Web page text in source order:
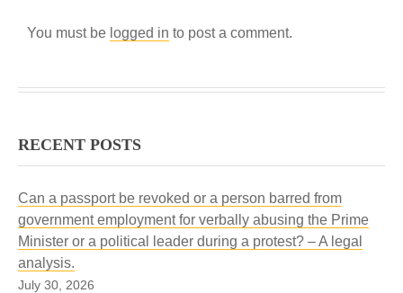
You must be logged in to post a comment.
RECENT POSTS
Can a passport be revoked or a person barred from
government employment for verbally abusing the Prime
Minister or a political leader during a protest? – A legal
analysis.
July 30, 2026